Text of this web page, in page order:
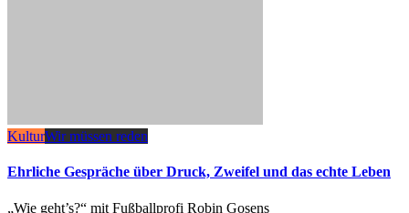
KulturWir müssen reden
Ehrliche Gespräche über Druck, Zweifel und das echte Leben
„Wie geht’s?“ mit Fußballprofi Robin Gosens